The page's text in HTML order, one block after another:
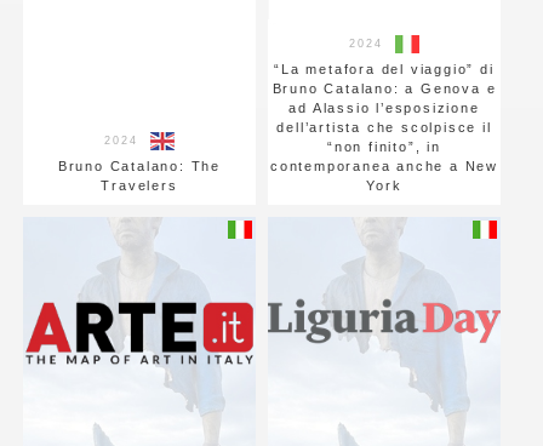
2024
Bruno Catalano: The
Travelers
2024
“La metafora del viaggio” di
Bruno Catalano: a Genova e
ad Alassio l’esposizione
dell’artista che scolpisce il
“non finito”, in
contemporanea anche a New
York